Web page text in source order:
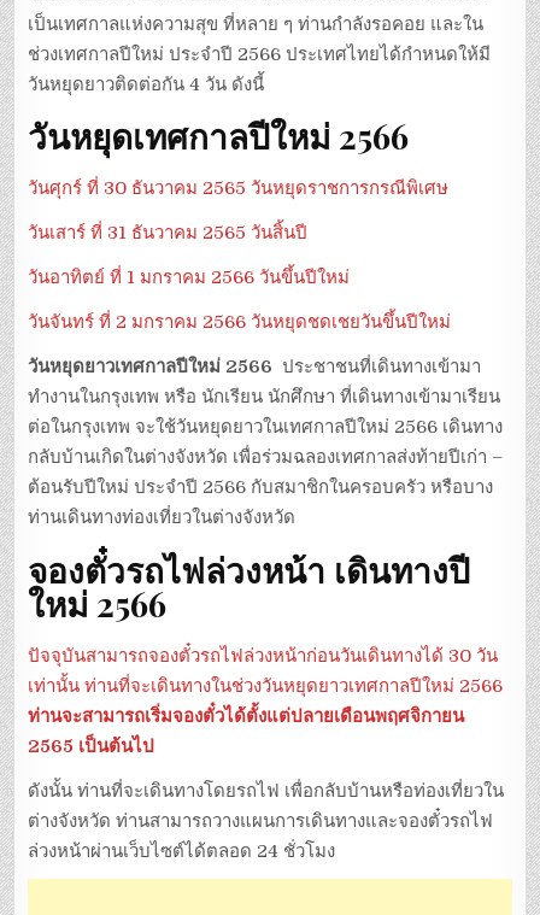
เป็นเทศกาลแห่งความสุข ที่หลาย ๆ ท่านกำลังรอคอย และใน
ช่วงเทศกาลปีใหม่ ประจำปี 2566 ประเทศไทยได้กำหนดให้มี
วันหยุดยาวติดต่อกัน 4 วัน ดังนี้
วันหยุดเทศกาลปีใหม่ 2566
วันศุกร์ ที่ 30 ธันวาคม 2565 วันหยุดราชการกรณีพิเศษ
วันเสาร์ ที่ 31 ธันวาคม 2565 วันสิ้นปี
วันอาทิตย์ ที่ 1 มกราคม 2566 วันขึ้นปีใหม่
วันจันทร์ ที่ 2 มกราคม 2566 วันหยุดชดเชยวันขึ้นปีใหม่
วันหยุดยาวเทศกาลปีใหม่ 2566 ประชาชนที่เดินทางเข้ามา
ทำงานในกรุงเทพ หรือ นักเรียน นักศึกษา ที่เดินทางเข้ามาเรียน
ต่อในกรุงเทพ จะใช้วันหยุดยาวในเทศกาลปีใหม่ 2566 เดินทาง
กลับบ้านเกิดในต่างจังหวัด เพื่อร่วมฉลองเทศกาลส่งท้ายปีเก่า –
ต้อนรับปีใหม่ ประจำปี 2566 กับสมาชิกในครอบครัว หรือบาง
ท่านเดินทางท่องเที่ยวในต่างจังหวัด
จองตั๋วรถไฟล่วงหน้า เดินทางปี
ใหม่ 2566
ปัจจุบันสามารถจองตั๋วรถไฟล่วงหน้าก่อนวันเดินทางได้ 30 วัน
เท่านั้น ท่านที่จะเดินทางในช่วงวันหยุดยาวเทศกาลปีใหม่ 2566
ท่านจะสามารถเริ่มจองตั๋วได้ตั้งแต่ปลายเดือนพฤศจิกายน
2565 เป็นต้นไป
ดังนั้น ท่านที่จะเดินทางโดยรถไฟ เพื่อกลับบ้านหรือท่องเที่ยวใน
ต่างจังหวัด ท่านสามารถวางแผนการเดินทางและจองตั๋วรถไฟ
ล่วงหน้าผ่านเว็บไซต์ได้ตลอด 24 ชั่วโมง